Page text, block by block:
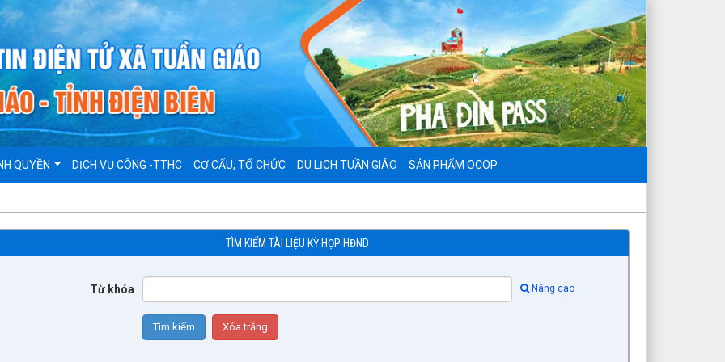
QUYỀN DỊCH VỤ CÔNG -TTHC CƠ CẤU, TỔ CHỨC DU LỊCH TUẦN GIÁO SẢN PHẨM OCOP
TÌM KIẾM TÀI LIỆU KỲ HỌP HĐND
Từ khóa Nâng cao